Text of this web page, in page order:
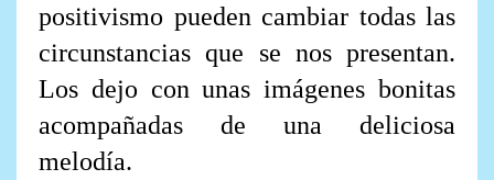
positivismo pueden cambiar todas las
circunstancias que se nos presentan.
Los dejo con unas imágenes bonitas
acompañadas de una deliciosa
melodía.